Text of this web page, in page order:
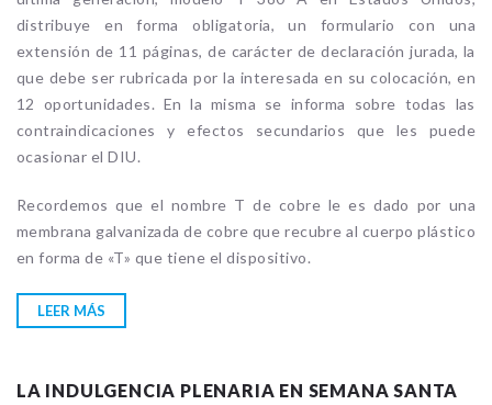
distribuye en forma obligatoria, un formulario con una
extensión de 11 páginas, de carácter de declaración jurada, la
que debe ser rubricada por la interesada en su colocación, en
12 oportunidades. En la misma se informa sobre todas las
contraindicaciones y efectos secundarios que les puede
ocasionar el DIU.
Recordemos que el nombre T de cobre le es dado por una
membrana galvanizada de cobre que recubre al cuerpo plástico
en forma de «T» que tiene el dispositivo.
LEER MÁS
LA INDULGENCIA PLENARIA EN SEMANA SANTA